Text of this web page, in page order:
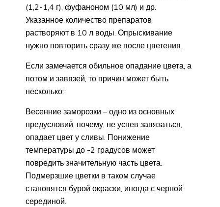
(1,2-1,4 г), фуфаноном (10 мл) и др.
Указанное количество препаратов
растворяют в 10 л воды. Опрыскивание
нужно повторить сразу же после цветения.
Если замечается обильное опадание цвета, а
потом и завязей, то причин может быть
несколько:
Весенние заморозки – одно из основных
предусловий, почему, не успев завязаться,
опадает цвет у сливы. Понижение
температуры до -2 градусов может
повредить значительную часть цвета.
Подмерзшие цветки в таком случае
становятся бурой окраски, иногда с черной
серединой.